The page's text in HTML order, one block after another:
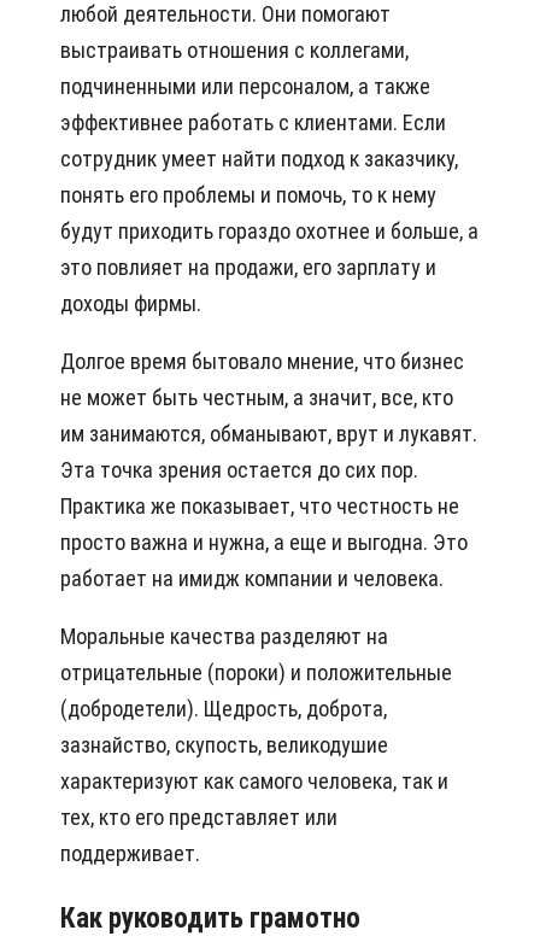
любой деятельности. Они помогают
выстраивать отношения с коллегами,
подчиненными или персоналом, а также
эффективнее работать с клиентами. Если
сотрудник умеет найти подход к заказчику,
понять его проблемы и помочь, то к нему
будут приходить гораздо охотнее и больше, а
это повлияет на продажи, его зарплату и
доходы фирмы.
Долгое время бытовало мнение, что бизнес
не может быть честным, а значит, все, кто
им занимаются, обманывают, врут и лукавят.
Эта точка зрения остается до сих пор.
Практика же показывает, что честность не
просто важна и нужна, а еще и выгодна. Это
работает на имидж компании и человека.
Моральные качества разделяют на
отрицательные (пороки) и положительные
(добродетели). Щедрость, доброта,
зазнайство, скупость, великодушие
характеризуют как самого человека, так и
тех, кто его представляет или
поддерживает.
Как руководить грамотно